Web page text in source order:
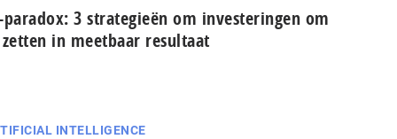
3 strategieën om in­ves­te­rin­gen om
in meetbaar resultaat
INTELLIGENCE